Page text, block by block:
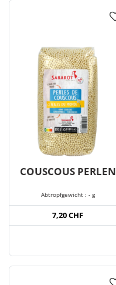
COUSCOUS PERLEN
Abtropfgewicht : - g
7,20 CHF